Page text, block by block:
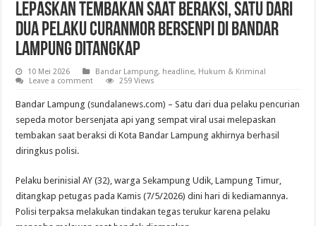
Lepaskan Tembakan Saat Beraksi, Satu Dari
Dua Pelaku Curanmor Bersenpi di Bandar
Lampung Ditangkap
10 Mei 2026 Bandar Lampung, headline, Hukum & Kriminal
Leave a comment
259 Views
Bandar Lampung (sundalanews.com) – Satu dari dua pelaku pencurian
sepeda motor bersenjata api yang sempat viral usai melepaskan
tembakan saat beraksi di Kota Bandar Lampung akhirnya berhasil
diringkus polisi.
Pelaku berinisial AY (32), warga Sekampung Udik, Lampung Timur,
ditangkap petugas pada Kamis (7/5/2026) dini hari di kediamannya.
Polisi terpaksa melakukan tindakan tegas terukur karena pelaku